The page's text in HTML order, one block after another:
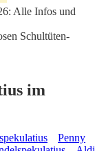
Alle Infos und
Schultüten-
im
Penny